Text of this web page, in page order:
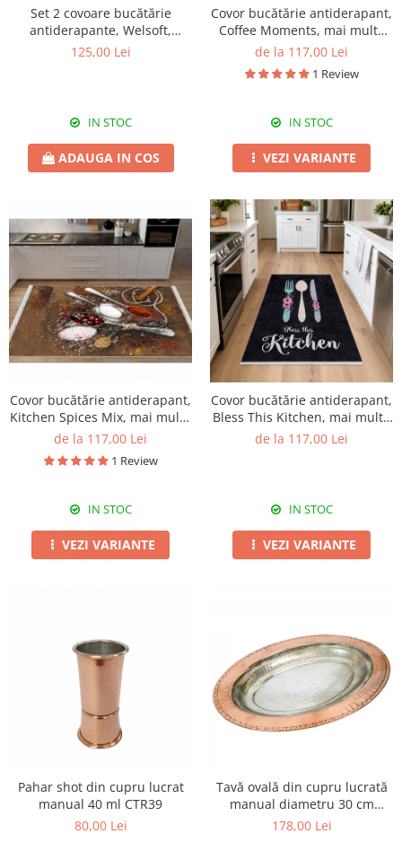
Set 2 covoare bucătărie
antiderapante, Welsoft,
acolade, gri
125,00 Lei
IN STOC
ADAUGA IN COS
Covor bucătărie antiderapant,
Coffee Moments, mai multe
dimensiuni
de la 117,00 Lei
1 Review
IN STOC
VEZI VARIANTE
Covor bucătărie antiderapant,
Kitchen Spices Mix, mai multe
dimensiuni
de la 117,00 Lei
1 Review
IN STOC
VEZI VARIANTE
Covor bucătărie antiderapant,
Bless This Kitchen, mai multe
dimensiuni
de la 117,00 Lei
IN STOC
VEZI VARIANTE
Pahar shot din cupru lucrat
manual 40 ml CTR39
80,00 Lei
Tavă ovală din cupru lucrată
manual diametru 30 cm
CTR44
178,00 Lei